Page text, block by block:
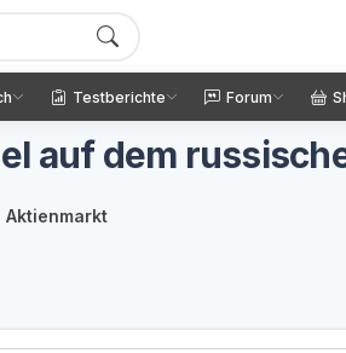
Testberichte Forum
auf dem